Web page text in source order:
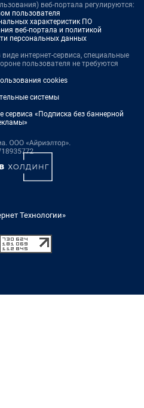
веб-портала регулируются:
пользователя
характеристик ПО
веб-портала и политикой
персональных данных
интернет-сервиса, специальные
пользователя не требуются
cookies
системы
сервиса «Подписка без баннерной
Технологии»